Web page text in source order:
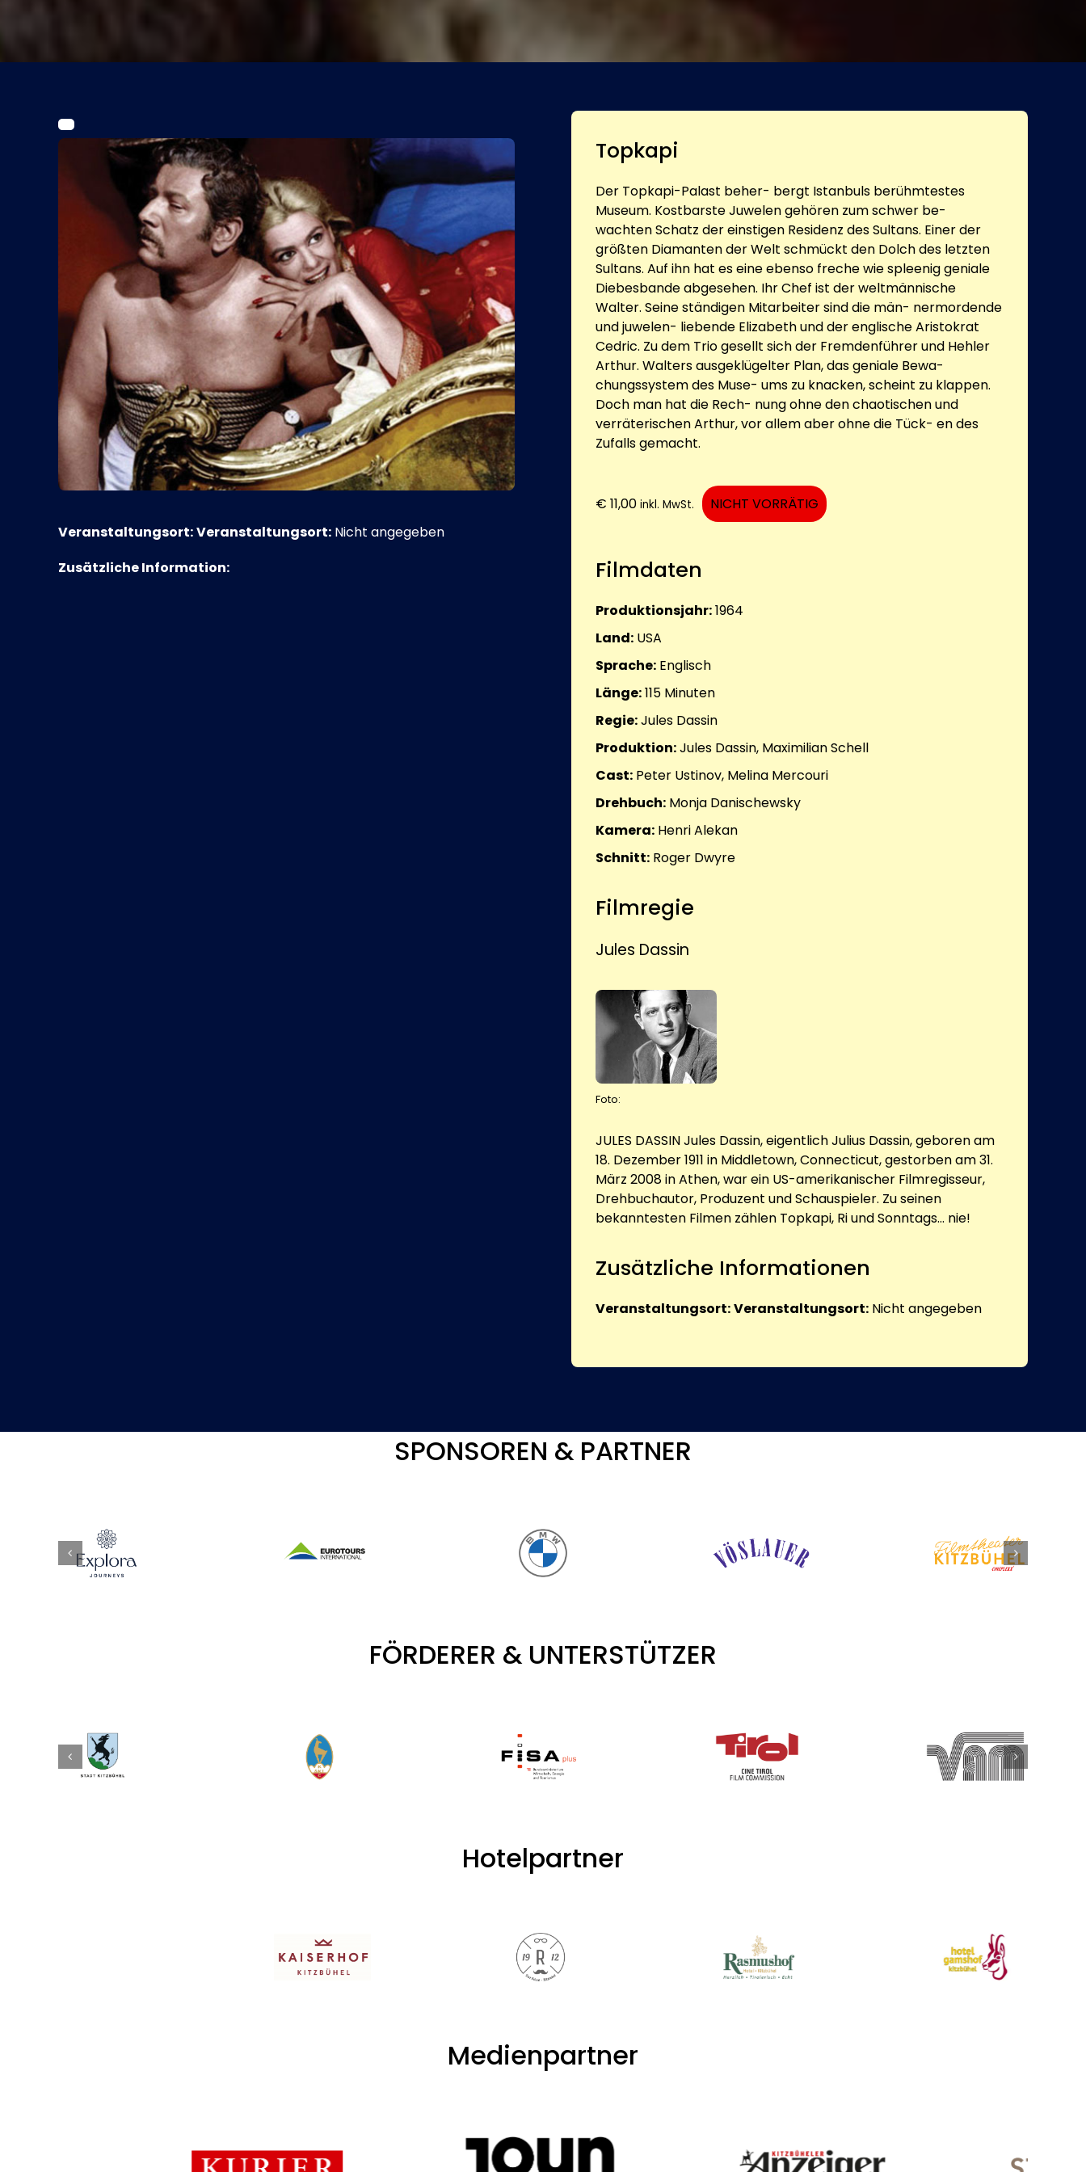
Veranstaltungsort:Veranstaltungsort: Nicht angegeben
Zusätzliche Information:
Topkapi
Der Topkapi-Palast beher- bergt Istanbuls berühmtestes
Museum. Kostbarste Juwelen gehören zum schwer be-
wachten Schatz der einstigen Residenz des Sultans. Einer der
größten Diamanten der Welt schmückt den Dolch des letzten
Sultans. Auf ihn hat es eine ebenso freche wie spleenig geniale
Diebesbande abgesehen. Ihr Chef ist der weltmännische
Walter. Seine ständigen Mitarbeiter sind die män- nermordende
und juwelen- liebende Elizabeth und der englische Aristokrat
Cedric. Zu dem Trio gesellt sich der Fremdenführer und Hehler
Arthur. Walters ausgeklügelter Plan, das geniale Bewa-
chungssystem des Muse- ums zu knacken, scheint zu klappen.
Doch man hat die Rech- nung ohne den chaotischen und
verräterischen Arthur, vor allem aber ohne die Tück- en des
Zufalls gemacht.
€ 11,00 inkl. MwSt. NICHT VORRÄTIG
Filmdaten
Produktionsjahr:1964
Land: USA
Sprache: Englisch
Länge:115 Minuten
Regie:Jules Dassin
Produktion:Jules Dassin, Maximilian Schell
Cast: Peter Ustinov, Melina Mercouri
Drehbuch: Monja Danischewsky
Kamera: Henri Alekan
Schnitt: Roger Dwyre
Filmregie
Jules Dassin
Foto:
JULES DASSIN Jules Dassin, eigentlich Julius Dassin, geboren am
18. Dezember 1911 in Middletown, Connecticut, gestorben am 31.
März 2008 in Athen, war ein US-amerikanischer Filmregisseur,
Drehbuchautor, Produzent und Schauspieler. Zu seinen
bekanntesten Filmen zählen Topkapi, Ri und Sonntags... nie!
Zusätzliche Informationen
Veranstaltungsort:Veranstaltungsort: Nicht angegeben
SPONSOREN & PARTNER
FÖRDERER & UNTERSTÜTZER
Hotelpartner
Medienpartner